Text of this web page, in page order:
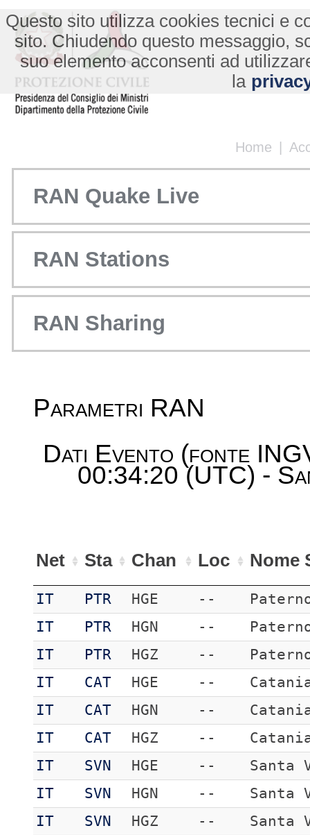
Home |
Questo sito utilizza cookies tecnici e
sito. Chiudendo questo messaggio,
suo elemento acconsenti ad
la
RAN Quake Live
RAN Stations
RAN Sharing
Parametri RAN
Dati Evento (fonte
00:34:20 (UTC) -
Net Sta Chan Loc Nome
IT PTR HGE --
IT
PTR HGN --
IT
PTR HGZ --
IT
CAT HGE --
IT
CAT HGN --
IT
CAT HGZ --
IT
SVN HGE --
Santa
IT
SVN HGN --
Santa
IT
SVN HGZ --
Santa